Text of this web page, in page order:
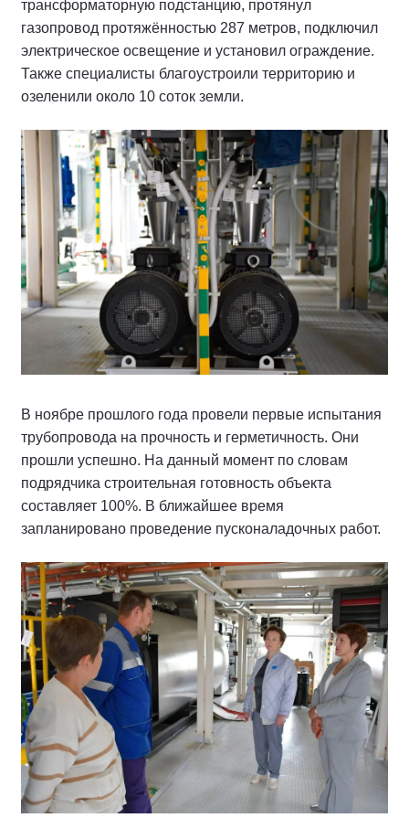
трансформаторную подстанцию, протянул
газопровод протяжённостью 287 метров, подключил
электрическое освещение и установил ограждение.
Также специалисты благоустроили территорию и
озеленили около 10 соток земли.
В ноябре прошлого года провели первые испытания
трубопровода на прочность и герметичность. Они
прошли успешно. На данный момент по словам
подрядчика строительная готовность объекта
составляет 100%. В ближайшее время
запланировано проведение пусконаладочных работ.